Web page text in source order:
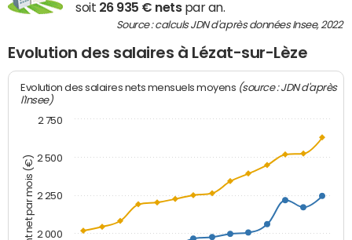
soit 26 935 € netspar an.
Source : calculs JDN d'après données Insee, 2022
Evolution des salaires à Lézat-sur-Lèze
Montant net par mois (€)
Evolution des salaires nets mensuels moyens (source : JDN d'après
l'Insee)
2 000
2 250
2 500
2 750